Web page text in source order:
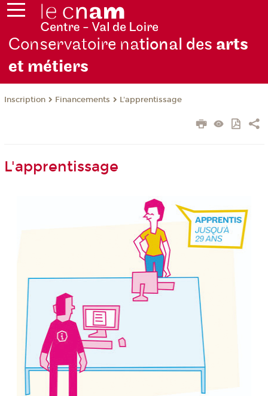
Conservatoire national des arts
et métiers
Inscription Financements L'apprentissage
L'apprentissage